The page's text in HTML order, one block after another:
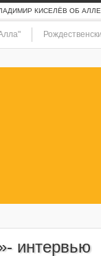
КИСЕЛЁВ ОБ АЛЛЕ
интервью